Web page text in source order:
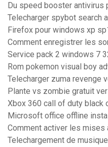
Du speed booster antivirus
Telecharger spybot search
Firefox pour windows xp
Comment enregistrer les
Service pack 2 windows 7
Rom pokemon visual boy
Telecharger zuma revenge
Plante vs zombie gratuit
Xbox 360 call of duty black
Microsoft office offline
Comment activer les mises
Telechargement de